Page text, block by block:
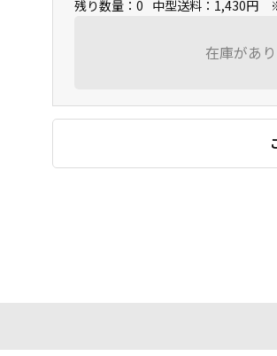
残り数量：0 中型送料：1,430円 ※
在庫があ